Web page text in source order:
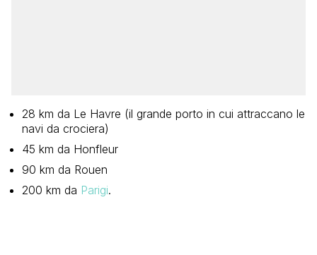
28 km da Le Havre (il grande porto in cui attraccano le
navi da crociera)
45 km da Honfleur
90 km da Rouen
200 km da Parigi.